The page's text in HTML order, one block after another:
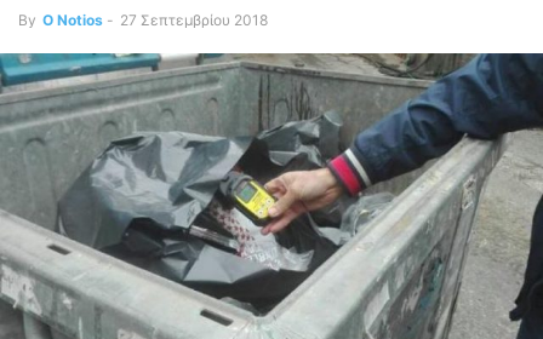
By O Notios - 27 Σεπτεμβρίου 2018